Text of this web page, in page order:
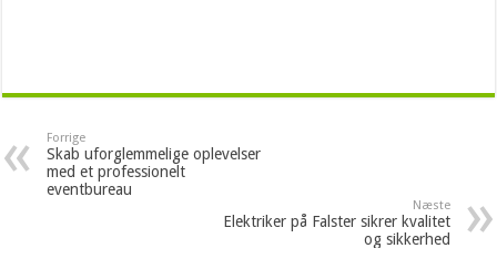
Forrige
Skab uforglemmelige oplevelser
med et professionelt
eventbureau
Næste
Elektriker på Falster sikrer kvalitet
og sikkerhed